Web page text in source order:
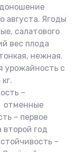
августа. Ягоды
салатового
вес плода
нежная.
урожайность с
–
отменные
– первое
год
–